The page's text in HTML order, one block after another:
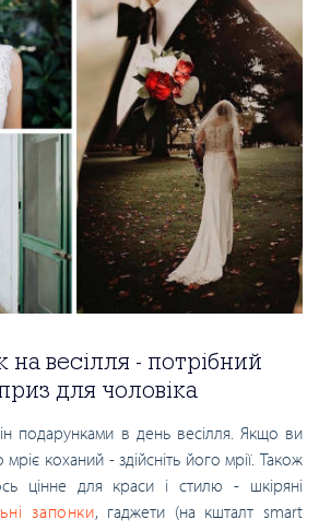
весілля - потрібний
для чоловіка
подарунками в день весілля. Якщо ви
коханий - здійсніть його мрії. Також
цінне для краси і стилю - шкіряні
запонки, гаджети (на кшталт smart